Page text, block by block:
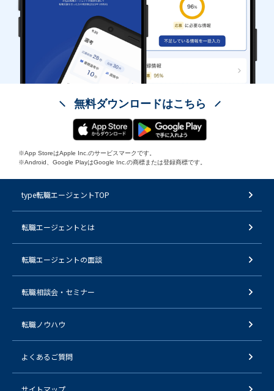
無料ダウンロードはこちら
※App StoreはApple Inc.のサービスマークです。
※Android、Google PlayはGoogle Inc.の商標または登録商標です。
type転職エージェントTOP
転職エージェントとは
転職エージェントの面談
転職相談会・セミナー
転職ノウハウ
よくあるご質問
サイトマップ